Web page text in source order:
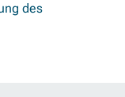
des